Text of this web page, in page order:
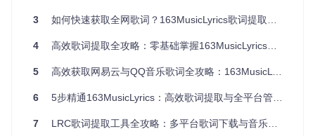
问题
：传统搜索需要完整的歌曲信息，信息不全时难以找到匹
配结果。
：163MusicLyrics提供双重搜索模式。精确搜索
适用于已知完整歌曲信息的场景，通过歌名、歌手和专辑信息
歌词或旋律描述也能找到相关结果。效果：搜索准确率提升至
图：163MusicLyrics主界面与设置面板，展示精确搜索与模糊
3 如何快速获取全网歌词？163MusicLyrics歌词提取工具全攻略
4 高效歌词提取全攻略：零基础掌握163MusicLyrics多平台歌词获取技巧
5 高效获取网易云与QQ音乐歌词全攻略：163MusicLyrics使用指南
6 5步精通163MusicLyrics：高效歌词提取与全平台管理全攻略
7 LRC歌词提取工具全攻略：多平台歌词下载与音乐库管理实用指南